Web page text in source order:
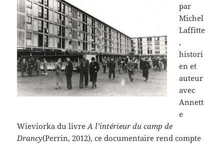
par
Michel
Laffitte
,
histori
en et
auteur
avec
Annett
e
Wieviorka du livreA l’intérieur du camp de
Drancy(Perrin, 2012), ce documentaire rend compte